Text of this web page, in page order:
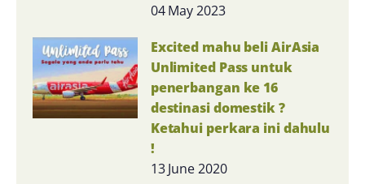
04 May 2023
Excited mahu beli AirAsia
Unlimited Pass untuk
penerbangan ke 16
destinasi domestik ?
Ketahui perkara ini dahulu
!
13 June 2020